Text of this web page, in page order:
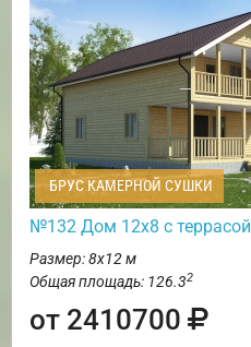
БРУС КАМЕРНОЙ СУШКИ
№132 Дом 12х8 с террасой
Размер: 8х12 м
Общая площадь: 126.32
от 2410700